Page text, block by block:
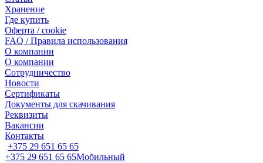
Хранение
Где купить
Оферта / cookie
FAQ / Правила использования
О компании
О компании
Сотрудничество
Новости
Сертификаты
Документы для скачивания
Реквизиты
Вакансии
Контакты
+375 29 651 65 65
+375 29 651 65 65Мобильный